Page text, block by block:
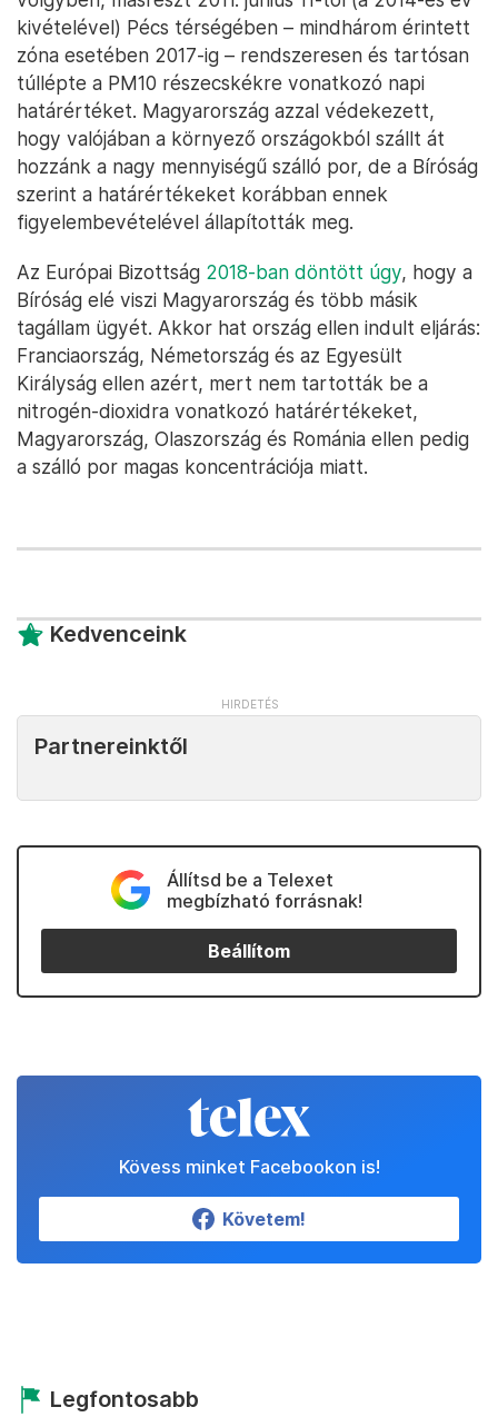
kivételével) Pécs térségében – mindhárom érintett
zóna esetében 2017-ig – rendszeresen és tartósan
túllépte a PM10 részecskékre vonatkozó napi
határértéket. Magyarország azzal védekezett,
hogy valójában a környező országokból szállt át
hozzánk a nagy mennyiségű szálló por, de a Bíróság
szerint a határértékeket korábban ennek
figyelembevételével állapították meg.
Az Európai Bizottság 2018-ban döntött úgy, hogy a
Bíróság elé viszi Magyarország és több másik
tagállam ügyét. Akkor hat ország ellen indult eljárás:
Franciaország, Németország és az Egyesült
Királyság ellen azért, mert nem tartották be a
nitrogén-dioxidra vonatkozó határértékeket,
Magyarország, Olaszország és Románia ellen pedig
a szálló por magas koncentrációja miatt.
Kedvenceink
Partnereinktől
Állítsd be a Telexet
megbízható forrásnak!
Beállítom
Kövess minket Facebookon is!
Követem!
Legfontosabb